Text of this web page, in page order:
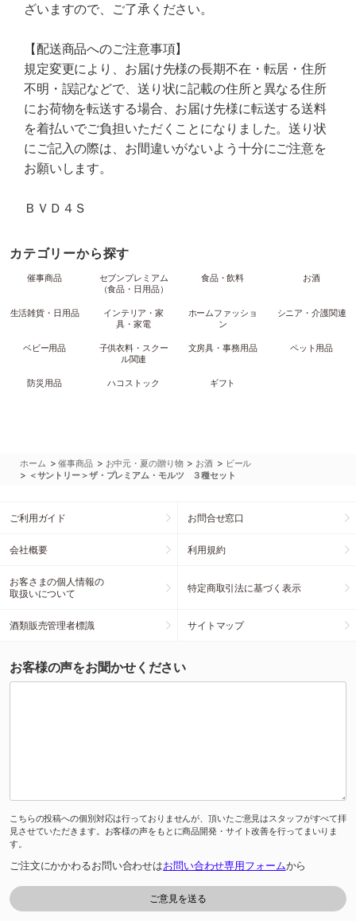
ざいますので、ご了承ください。
【配送商品へのご注意事項】
規定変更により、お届け先様の長期不在・転居・住所
不明・誤記などで、送り状に記載の住所と異なる住所
にお荷物を転送する場合、お届け先様に転送する送料
を着払いでご負担いただくことになりました。送り状
にご記入の際は、お間違いがないよう十分にご注意を
お願いします。
ＢＶＤ４Ｓ
カテゴリーから探す
催事商品
セブンプレミアム
（食品・日用品）
食品・飲料 お酒
生活雑貨・日用品
インテリア・家
具・家電
ホームファッショ
ン
シニア・介護関連
ベビー用品
子供衣料・スクー
ル関連
文房具・事務用品 ペット用品
防災用品 ハコストック ギフト
ホーム >催事商品 > お中元・夏の贈り物 > お酒 > ビール
> ＜サントリー＞ザ・プレミアム・モルツ ３種セット
ご利用ガイド お問合せ窓口
会社概要 利用規約
お客さまの個人情報の
取扱いについて
特定商取引法に基づく表示
酒類販売管理者標識 サイトマップ
お客様の声をお聞かせください
こちらの投稿への個別対応は行っておりませんが、頂いたご意見はスタッフがすべて拝
見させていただきます。お客様の声をもとに商品開発・サイト改善を行ってまいりま
す。
ご注文にかかわるお問い合わせはお問い合わせ専用フォームから